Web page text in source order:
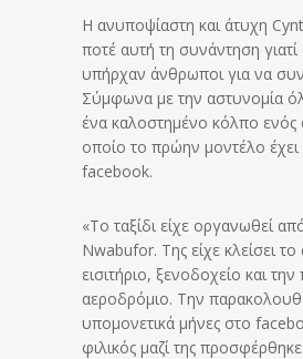
Η ανυποψίαστη και άτυχη
ποτέ αυτή τη συνάντηση
υπήρχαν άνθρωποι για να
Σύμφωνα με την αστυνομία
ένα καλοστημένο κόλπο ενός
οποίο το πρώην μοντέλο
facebook.
«Το ταξίδι είχε οργανωθεί
Nwabufor. Της είχε κλείσει
εισιτήριο, ξενοδοχείο και
αεροδρόμιο. Την
υπομονετικά μήνες στο
φιλικός μαζί της